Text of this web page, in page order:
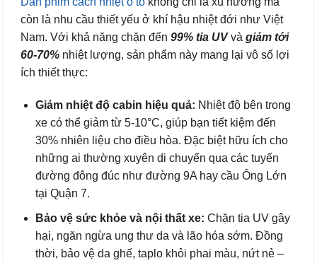
còn là nhu cầu thiết yếu ở khí hậu nhiệt đới như Việt
Nam. Với khả năng chặn đến 99% tia UVvà giảm tới
60-70% nhiệt lượng, sản phẩm này mang lại vô số lợi
ích thiết thực:
Giảm nhiệt độ cabin hiệu quả: Nhiệt độ bên trong
xe có thể giảm từ 5-10°C, giúp bạn tiết kiệm đến
30% nhiên liệu cho điều hòa. Đặc biệt hữu ích cho
những ai thường xuyên di chuyển qua các tuyến
đường đông đúc như đường 9A hay cầu Ông Lớn
tại Quận 7.
Bảo vệ sức khỏe và nội thất xe: Chặn tia UV gây
hại, ngăn ngừa ung thư da và lão hóa sớm. Đồng
thời, bảo vệ da ghế, taplo khỏi phai màu, nứt nẻ –